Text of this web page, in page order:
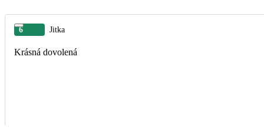
6 Jitka
Krásná dovolená